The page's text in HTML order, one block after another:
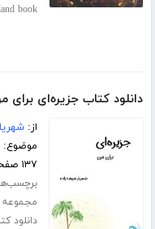
book
دانلود کتاب جزیره‌ای برای
از:
موضوع:
۱۳۷ صفحه
مجموعه
دانلود